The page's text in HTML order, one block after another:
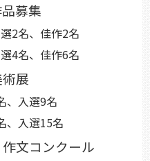
募集
2名、佳作2名
4名、佳作6名
展
入選9名
入選15名
文コンクール